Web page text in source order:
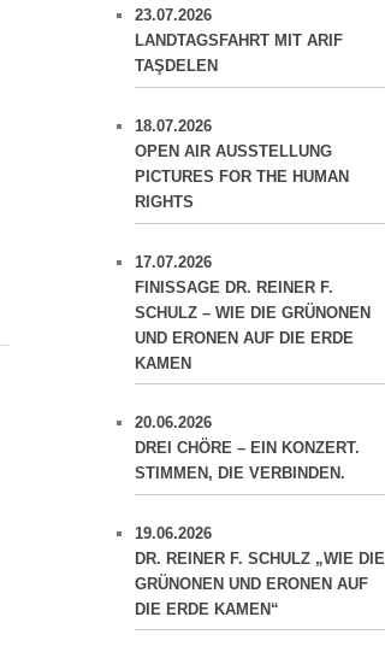
23.07.2026
LANDTAGSFAHRT MIT ARIF
TAŞDELEN
18.07.2026
OPEN AIR AUSSTELLUNG
PICTURES FOR THE HUMAN
RIGHTS
17.07.2026
FINISSAGE DR. REINER F.
SCHULZ – WIE DIE GRÜNONEN
UND ERONEN AUF DIE ERDE
KAMEN
20.06.2026
DREI CHÖRE – EIN KONZERT.
STIMMEN, DIE VERBINDEN.
19.06.2026
DR. REINER F. SCHULZ „WIE DIE
GRÜNONEN UND ERONEN AUF
DIE ERDE KAMEN“